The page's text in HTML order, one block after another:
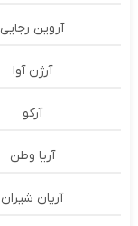
آروین رجایی
آرژن آوا
آرکو
آریا وطن
آریان شیران